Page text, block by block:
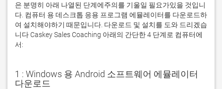
은 분명히 아래 나열된 단계에주의를 기울일 필요가있을 것입니
다. 컴퓨터 용 데스크톱 응용 프로그램 에뮬레이터를 다운로드하
여 설치해야하기 때문입니다. 다운로드 및 설치를 도와 드리겠습
니다 Caskey Sales Coaching 아래의 간단한 4 단계로 컴퓨터에
서:
1 : Windows 용 Android 소프트웨어 에뮬레이터
다운로드